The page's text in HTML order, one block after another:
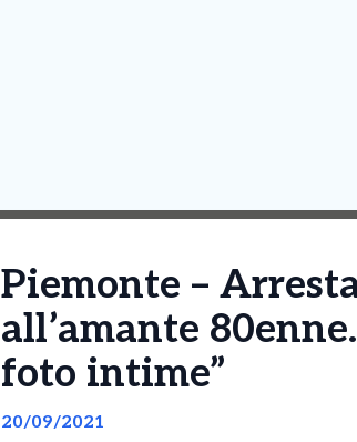
Piemonte –
all’amante
foto intime”
20/09/2021